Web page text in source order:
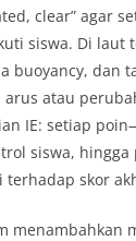
clear” agar
siswa. Di laut
buoyancy, dan
atau
IE: setiap
siswa, hingga
skor
menambahkan